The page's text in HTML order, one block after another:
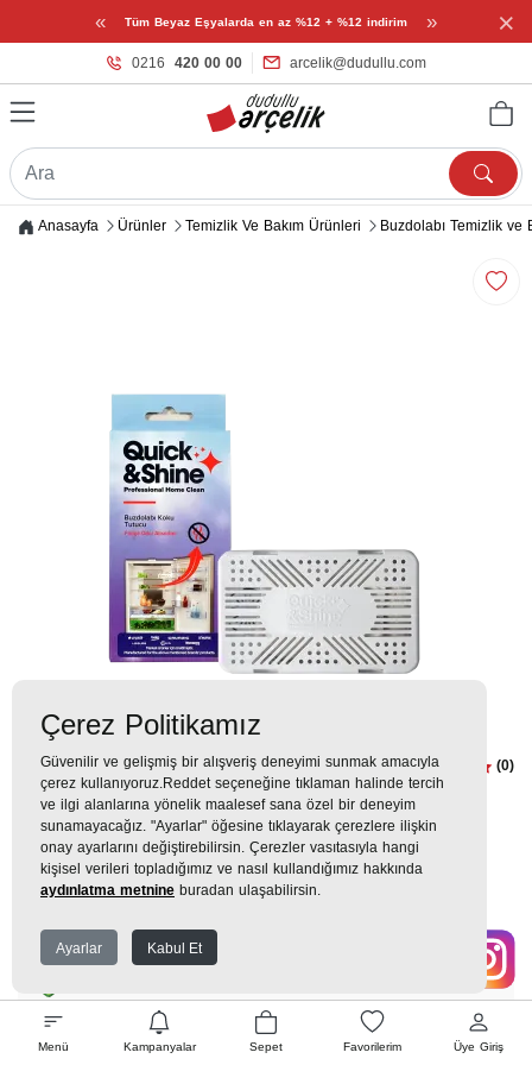
« Tüm Beyaz Eşyalarda en az %12 + %12 indirim » ×
0216 420 00 00 arcelik@dudullu.com
Menü Kampanyalar Sepet Favorilerim Üye Giriş
Anasayfa Ürünler Temizlik Ve Bakım Ürünleri Buzdolabı Temizlik ve
Buzdolabı Koku Giderici Buzdolabı
Temizlik ve Bakım Ürünleri
(0)
420TL
47 TLx 9 Taksit =420 TL Ekstra İndirim %12 =
WHATSAPP SİPARİŞ
Çerez Politikamız
Güvenilir ve gelişmiş bir alışveriş deneyimi sunmak amacıyla
çerez kullanıyoruz.Reddet seçeneğine tıklaman halinde tercih
ve ilgi alanlarına yönelik maalesef sana özel bir deneyim
sunamayacağız. "Ayarlar" öğesine tıklayarak çerezlere ilişkin
onay ayarlarını değiştirebilirsin. Çerezler vasıtasıyla hangi
kişisel verileri topladığımız ve nasıl kullandığımız hakkında
aydınlatma metnine buradan ulaşabilirsin.
Ayarlar Kabul Et